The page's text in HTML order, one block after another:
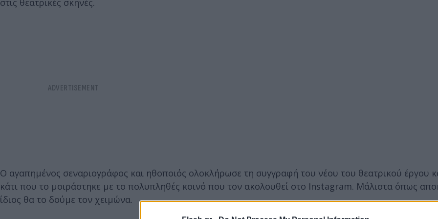
στις θεατρικές σκηνές.
Ο αγαπημένος σεναριογράφος και ηθοποιός ολοκλήρωσε τη συγγραφή του νέου του θεατρικού έργου
κάτι που το μοιράστηκε με το πολυπληθές κοινό που τον ακολουθεί στο Instagram. Μάλιστα όπως
ίδιος θα το δούμε τον χειμώνα.